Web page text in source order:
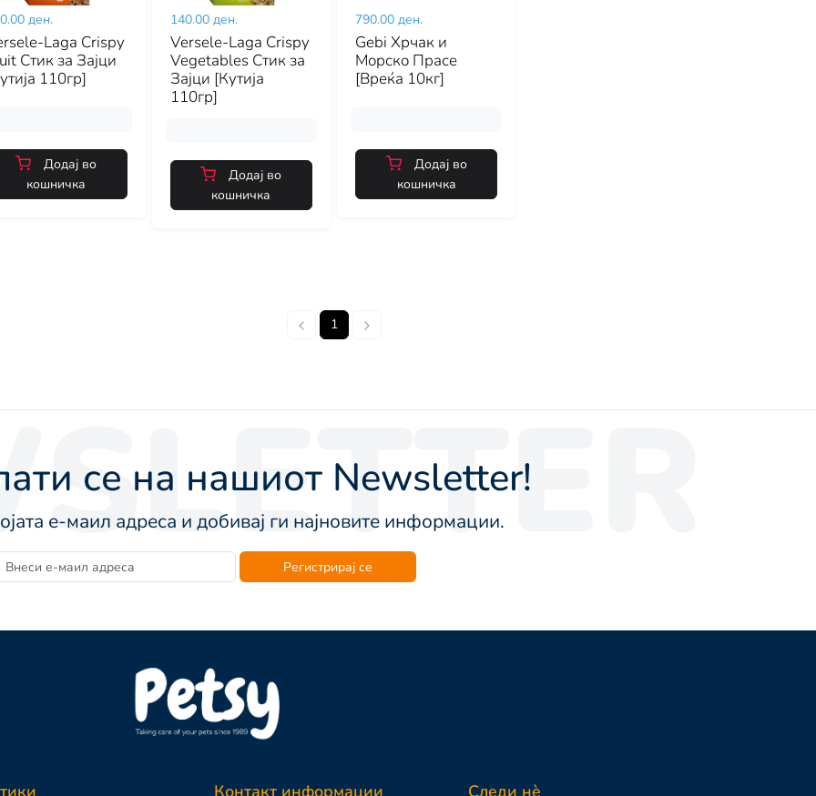
ден.
Laga Crispy
Стик за Зајци
110гр]
Додај во
кошничка
140.00 ден.
Versele-Laga Crispy
Vegetables Стик за
Зајци [Кутија
110гр]
Додај во
кошничка
790.00 ден.
Gebi Хрчак и
Морско Прасе
[Вреќа 10кг]
Додај во
кошничка
1
се на нашиот Newsletter!
е-маил адреса и добивај ги најновите информации.
Регистрирај се
Контакт информации Следи нè